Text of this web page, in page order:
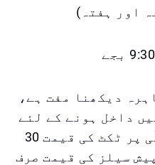
دیکھنا مفت ہے،
داخل ہونے کے لئے
ٹکٹ درکار ہوتا ہے۔ جگی پر ٹکٹ کی قیمت 30
سیلز کی قیمت صرف